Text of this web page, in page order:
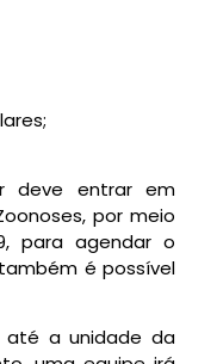
deve entrar em
por meio
para agendar o
é possível
até a unidade da